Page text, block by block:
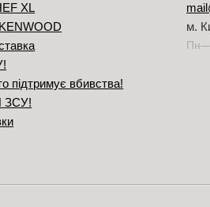
XL
підтримує вбивства!
ЗСУ!
м.